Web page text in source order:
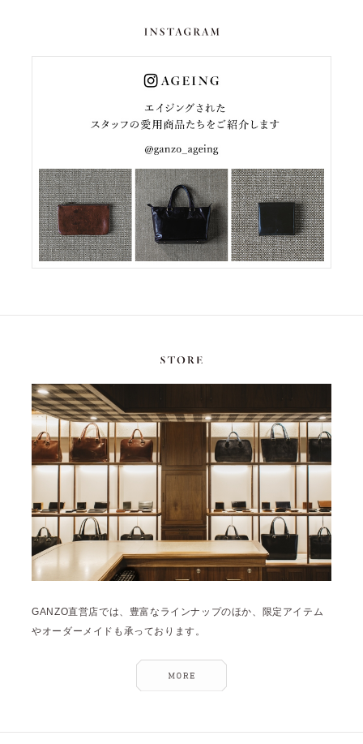
GANZO直営店では、豊富なラインナップのほか、限定アイテム
やオーダーメイドも承っております。